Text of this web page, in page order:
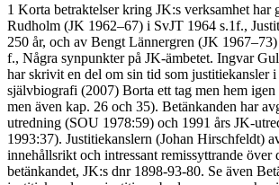
1 Korta betraktelser kring JK:s verksamhet har
Rudholm (JK 1962–67) i SvJT 1964 s.1f.,
250 år, och av Bengt Lännergren (JK
f., Några synpunkter på JK-ämbetet. Ingvar
har skrivit en del om sin tid som justitiekansler
självbiografi (2007) Borta ett tag men hem igen
men även kap. 26 och 35). Betänkanden har
utredning (SOU 1978:59) och 1991 års JK-
1993:37). Justitiekanslern (Johan Hirschfeldt)
innehållsrikt och intressant remissyttrande över
betänkandet, JK:s dnr 1898-93-80. Se även